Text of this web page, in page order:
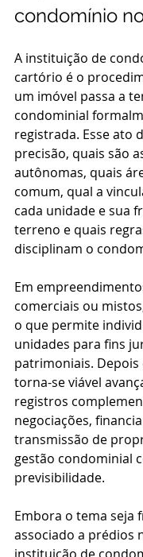
condomínio
A instituição de
cartório é o
um imóvel passa a
condominial
registrada. Esse ato
precisão, quais são
autônomas, quais
comum, qual a
cada unidade e sua
terreno e quais
disciplinam o
Em
comerciais ou
o que permite
unidades para fins
patrimoniais. Depois
torna-se viável
registros
negociações,
transmissão de
gestão condominial
previsibilidade.
Embora o tema seja
associado a prédios